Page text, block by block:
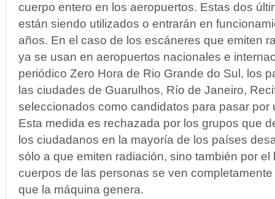
cuerpo entero en los aeropuertos. Estas dos
están siendo utilizados o entrarán en
años. En el caso de los escáneres que emiten
ya se usan en aeropuertos nacionales e
periódico Zero Hora de Rio Grande do Sul, los
las ciudades de Guarulhos, Río de Janeiro,
seleccionados como candidatos para pasar por
Esta medida es rechazada por los grupos que
los ciudadanos en la mayoría de los países
sólo a que emiten radiación, sino también por
cuerpos de las personas se ven
que la máquina genera.